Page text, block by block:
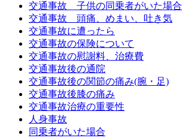
交通事故 子供の同乗者がいた場合
交通事故 頭痛、めまい、吐き気
交通事故に遭ったら
交通事故の保険について
交通事故の慰謝料、治療費
交通事故後の通院
交通事故後の関節の痛み(腕・足)
交通事故後膝の痛み
交通事故治療の重要性
人身事故
同乗者がいた場合